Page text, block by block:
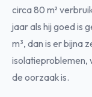
circa 80 m²
jaar als hij goed is
m³, dan is er bijna
isolatieproblemen,
de oorzaak is.